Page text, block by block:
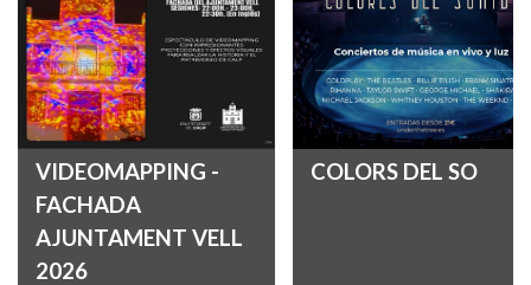
VIDEOMAPPING -
FACHADA
AJUNTAMENT VELL
2026
COLORS DEL SO